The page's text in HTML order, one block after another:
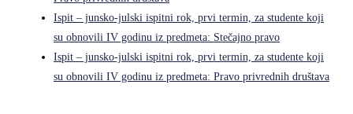
Ispit – junsko-julski ispitni rok, prvi termin, za studente koji
su obnovili IV godinu iz predmeta: Stečajno pravo
Ispit – junsko-julski ispitni rok, prvi termin, za studente koji
su obnovili IV godinu iz predmeta: Pravo privrednih društava